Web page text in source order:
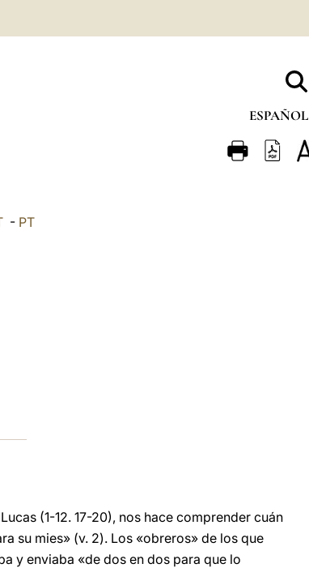
ESPAÑOL
FRANÇAIS
- PT
(1-12. 17-20), nos hace comprender cuán
su mies» (v. 2). Los «obreros» de los que
y enviaba «de dos en dos para que lo